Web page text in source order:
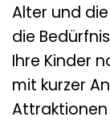
Alter und
die
Ihre Kinder
mit kurzer